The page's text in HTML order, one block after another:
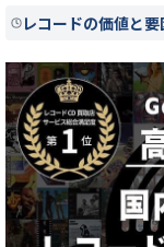
レコードの価値と要